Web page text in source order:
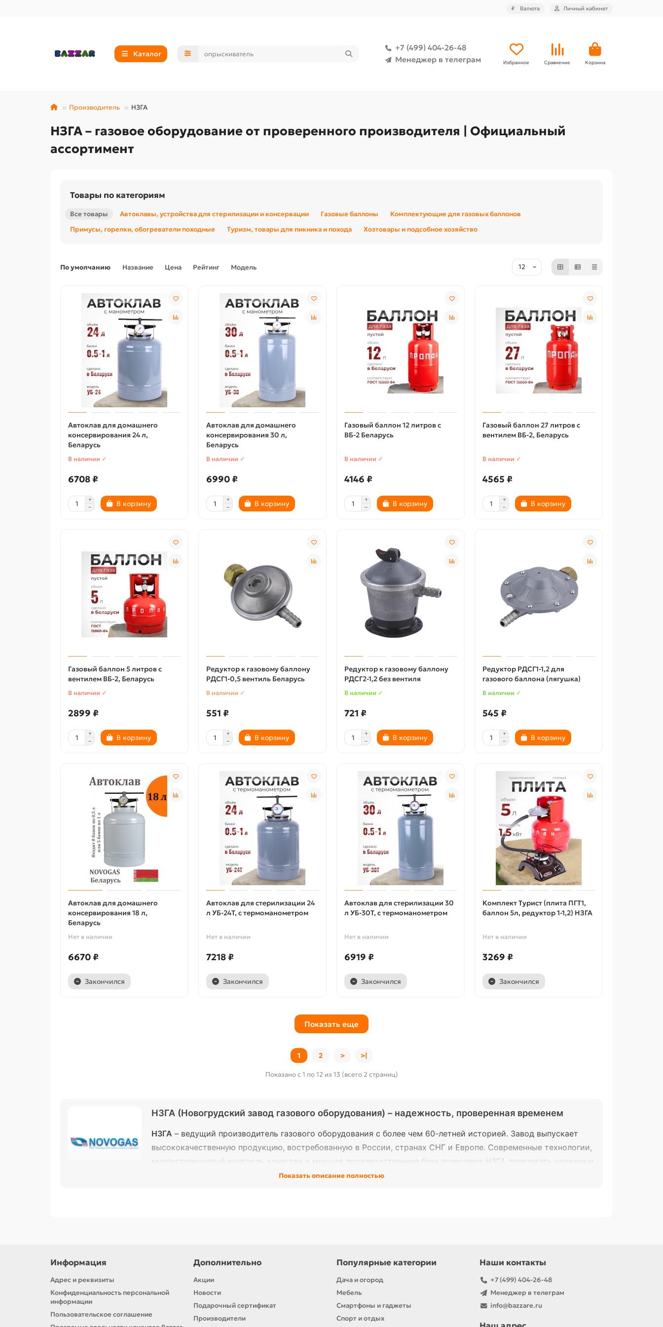
₽ Валюта Личный кабинет
Каталог
+7 (499) 404-26-48
Менеджер в телеграм
Избранное Сравнение Корзина
Производитель НЗГА
НЗГА – газовое оборудование от проверенного производителя | Официальный
ассортимент
Товары по категориям
Все товары Автоклавы, устройства для стерилизации и консервации Газовые баллоны
Комплектующие для газовых баллонов
Примусы, горелки, обогреватели походные
Туризм, товары для пикника и похода Хозтовары и подсобное хозяйство
По умолчанию Название Цена Рейтинг Модель
Автоклав для домашнего
консервирования 24 л,
Беларусь
В наличии ✓
6708 ₽
В корзину
Автоклав для домашнего
консервирования 30 л,
Беларусь
В наличии ✓
6990 ₽
В корзину
Газовый баллон 12 литров с
ВБ-2 Беларусь
В наличии ✓
4146 ₽
В корзину
Газовый баллон 27 литров с
вентилем ВБ-2, Беларусь
В наличии ✓
4565 ₽
В корзину
Газовый баллон 5 литров с
вентилем ВБ-2, Беларусь
В наличии ✓
2899 ₽
В корзину
Редуктор к газовому баллону
РДСГ1-0,5 вентиль Беларусь
В наличии ✓
551 ₽
В корзину
Редуктор к газовому баллону
РДСГ2-1,2 без вентиля
В наличии ✓
721 ₽
В корзину
Редуктор РДСГ1-1,2 для
газового баллона (лягушка)
В наличии ✓
545 ₽
В корзину
Автоклав для домашнего
консервирования 18 л,
Беларусь
Нет в наличии
6670 ₽
Закончился
Автоклав для стерилизации 24
л УБ-24Т, с термоманометром
Нет в наличии
7218 ₽
Закончился
Автоклав для стерилизации 30
л УБ-30Т, с термоманометром
Нет в наличии
6919 ₽
Закончился
Комплект Турист (плита ПГТ1,
баллон 5л, редуктор 1-1,2) НЗГА
Нет в наличии
3269 ₽
Закончился
Показать еще
1 2 > >|
Показано с 1 по 12 из 13 (всего 2 страниц)
НЗГА (Новогрудский завод газового оборудования) – надежность, проверенная временем
НЗГА – ведущий производитель газового оборудования с более чем 60-летней историей. Завод выпускает
высококачественную продукцию, востребованную в России, странах СНГ и Европе. Современные технологии,
многоступенчатый контроль качества и мощная производственная база позволяют НЗГА предлагать надежные
решения для бытового и промышленного использования.
Продукция НЗГА – это сочетание белорусского качества, долговечности и соответствия международным стандартам. Выбирайте
проверенные решения от одного из лидеров отрасли!
Показать описание полностью
Информация
Адрес и реквизиты
Конфиденциальность персональной
информации
Пользовательское соглашение
Дополнительно
Акции
Новости
Подарочный сертификат
Производители
Популярные категории
Дача и огород
Мебель
Смартфоны и гаджеты
Спорт и отдых
Наши контакты
+7 (499) 404-26-48
Менеджер в телеграм
info@bazzare.ru